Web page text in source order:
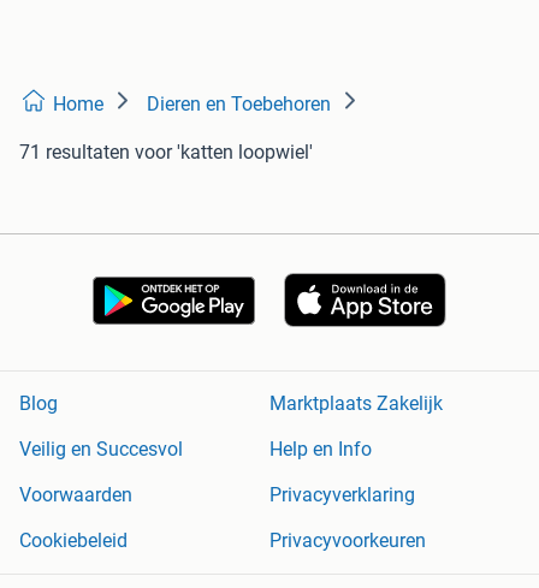
Home Dieren en Toebehoren
71 resultaten voor 'katten loopwiel'
Blog
Marktplaats Zakelijk
Veilig en Succesvol
Help en Info
Voorwaarden
Privacyverklaring
Cookiebeleid
Privacyvoorkeuren